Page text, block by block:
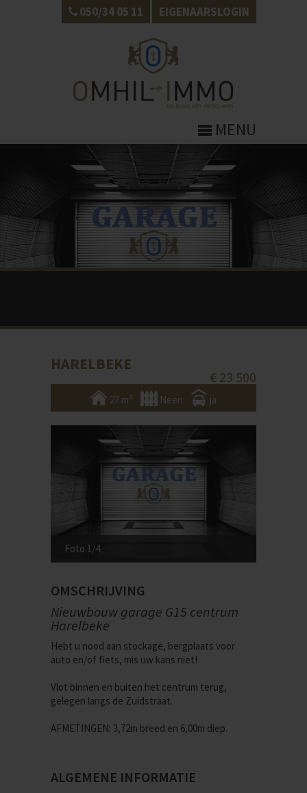
050/34 05 11 EIGENAARSLOGIN
MENU
HARELBEKE
€ 23 500
27 m² Neen ja
Foto 1/4
OMSCHRIJVING
Nieuwbouw garage G15 centrum
Harelbeke
Hebt u nood aan stockage, bergplaats voor
auto en/of fiets, mis uw kans niet!
Vlot binnen en buiten het centrum terug,
gelegen langs de Zuidstraat.
AFMETINGEN: 3,72m breed en 6,00m diep.
ALGEMENE INFORMATIE